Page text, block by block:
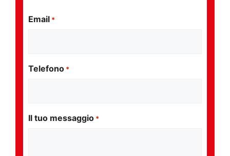
Email *
Telefono *
Il tuo messaggio *